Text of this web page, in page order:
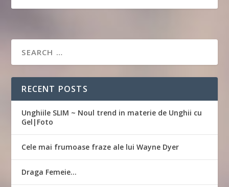
RECENT POSTS
Unghiile SLIM ~ Noul trend in materie de Unghii cu
Gel|Foto
Cele mai frumoase fraze ale lui Wayne Dyer
Draga Femeie…